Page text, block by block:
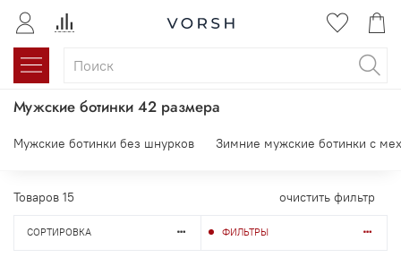
Мужские ботинки 42 размера
Мужские ботинки без шнурков Зимние мужские ботинки с
Товаров 15 очистить фильтр
СОРТИРОВКА ФИЛЬТРЫ